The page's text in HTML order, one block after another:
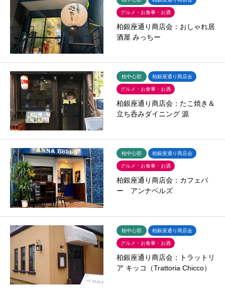
グルメ・お食事・お酒
柏銀座通り商店会：おしゃれ居
酒屋 みっちー
柏中心部 柏銀座通り商店会
グルメ・お食事・お酒
柏銀座通り商店会：たこ焼き＆
立ち呑みダイニング 源
柏中心部 柏銀座通り商店会
グルメ・お食事・お酒
柏銀座通り商店会：カフェバ
ー アンナベルズ
柏中心部 柏銀座通り商店会
グルメ・お食事・お酒
柏銀座通り商店会：トラットリ
ア キッコ（Trattoria Chicco）